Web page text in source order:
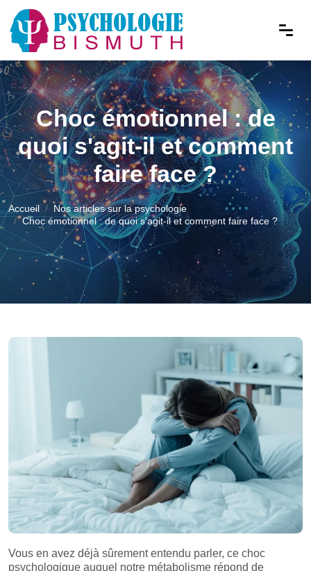
Choc émotionnel : de
quoi s'agit-il et comment
faire face ?
Accueil
Nos articles sur la psychologie
Choc émotionnel : de quoi s'agit-il et comment faire face ?
Vous en avez déjà sûrement entendu parler, ce choc
psychologique auquel notre métabolisme répond de